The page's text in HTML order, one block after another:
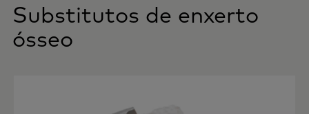
Substitutos de enxerto
ósseo